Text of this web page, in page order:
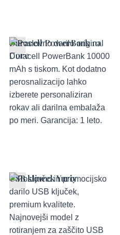
Duracell PowerBank 10
Core
USB ključek Yuriy